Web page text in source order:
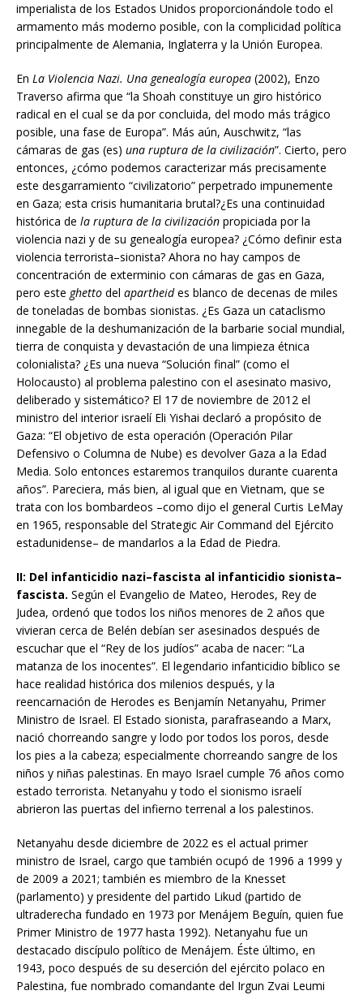
imperialista de los Estados Unidos proporcionándole todo el
armamento más moderno posible, con la complicidad política
principalmente de Alemania, Inglaterra y la Unión Europea.
En La Violencia Nazi. Una genealogía europea (2002), Enzo
Traverso afirma que “la Shoah constituye un giro histórico
radical en el cual se da por concluida, del modo más trágico
posible, una fase de Europa”. Más aún, Auschwitz, “las
cámaras de gas (es) una ruptura de la civilización”. Cierto, pero
entonces, ¿cómo podemos caracterizar más precisamente
este desgarramiento “civilizatorio” perpetrado impunemente
en Gaza; esta crisis humanitaria brutal?¿Es una continuidad
histórica de la ruptura de la civilización propiciada por la
violencia nazi y de su genealogía europea? ¿Cómo definir esta
violencia terrorista–sionista? Ahora no hay campos de
concentración de exterminio con cámaras de gas en Gaza,
pero este ghetto del apartheides blanco de decenas de miles
de toneladas de bombas sionistas. ¿Es Gaza un cataclismo
innegable de la deshumanización de la barbarie social mundial,
tierra de conquista y devastación de una limpieza étnica
colonialista? ¿Es una nueva “Solución final” (como el
Holocausto) al problema palestino con el asesinato masivo,
deliberado y sistemático? El 17 de noviembre de 2012 el
ministro del interior israelí Eli Yishai declaró a propósito de
Gaza: “El objetivo de esta operación (Operación Pilar
Defensivo o Columna de Nube) es devolver Gaza a la Edad
Media. Solo entonces estaremos tranquilos durante cuarenta
años”. Pareciera, más bien, al igual que en Vietnam, que se
trata con los bombardeos –como dijo el general Curtis LeMay
en 1965, responsable del Strategic Air Command del Ejército
estadunidense– de mandarlos a la Edad de Piedra.
II: Del infanticidio nazi–fascista al infanticidio sionista–
fascista. Según el Evangelio de Mateo, Herodes, Rey de
Judea, ordenó que todos los niños menores de 2 años que
vivieran cerca de Belén debían ser asesinados después de
escuchar que el “Rey de los judíos” acaba de nacer: “La
matanza de los inocentes”. El legendario infanticidio bíblico se
hace realidad histórica dos milenios después, y la
reencarnación de Herodes es Benjamín Netanyahu, Primer
Ministro de Israel. El Estado sionista, parafraseando a Marx,
nació chorreando sangre y lodo por todos los poros, desde
los pies a la cabeza; especialmente chorreando sangre de los
niños y niñas palestinas. En mayo Israel cumple 76 años como
estado terrorista. Netanyahu y todo el sionismo israelí
abrieron las puertas del infierno terrenal a los palestinos.
Netanyahu desde diciembre de 2022 es el actual primer
ministro de Israel, cargo que también ocupó de 1996 a 1999 y
de 2009 a 2021; también es miembro de la Knesset
(parlamento) y presidente del partido Likud (partido de
ultraderecha fundado en 1973 por Menájem Beguín, quien fue
Primer Ministro de 1977 hasta 1992). Netanyahu fue un
destacado discípulo político de Menájem. Éste último, en
1943, poco después de su deserción del ejército polaco en
Palestina, fue nombrado comandante del Irgun Zvai Leumi